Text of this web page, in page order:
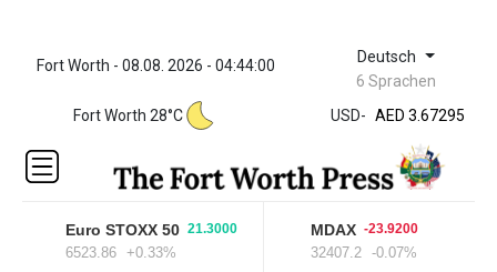
Fort Worth - 08.08. 2026 - 04:44:00 Deutsch
6 Sprachen
Fort Worth 28°C
USD-
ZWL 321.999592
AED 3.67295
AED 3.67295
AFN
ALL 80.603989
AMD
AOA
917.000367
Euro STOXX 50 21.3000
6523.86 +0.33%
MDAX -23.9200
32407.2 -0.07%